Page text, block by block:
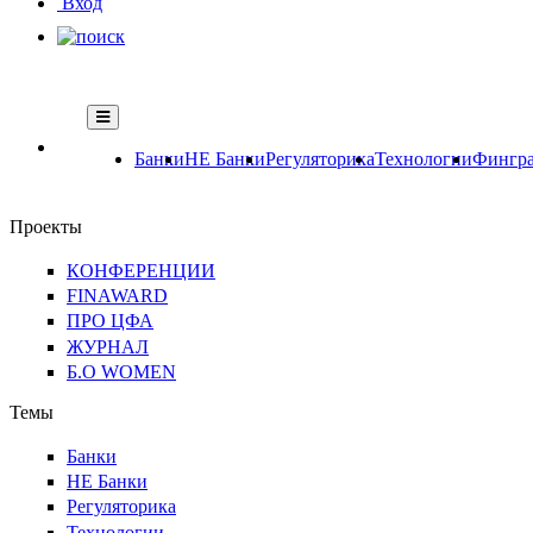
БанкиНЕ БанкиРегуляторикаТехнологии
Проекты
КОНФЕРЕНЦИИ
FINAWARD
ПРО ЦФА
ЖУРНАЛ
Б.О WOMEN
Темы
Банки
НЕ Банки
Регуляторика